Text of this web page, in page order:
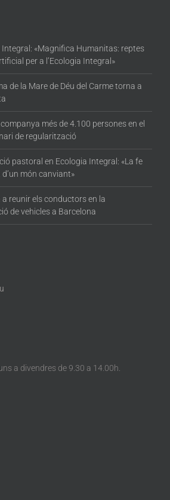
Integral: «Magnifica Humanitas: reptes
per a l’Ecologia Integral»
de la Mare de Déu del Carme torna a
més de 4.100 persones en el
de regularització
pastoral en Ecologia Integral: «La fe
d’un món canviant»
reunir els conductors en la
de vehicles a Barcelona
a divendres de 9.30 a 14.00h.